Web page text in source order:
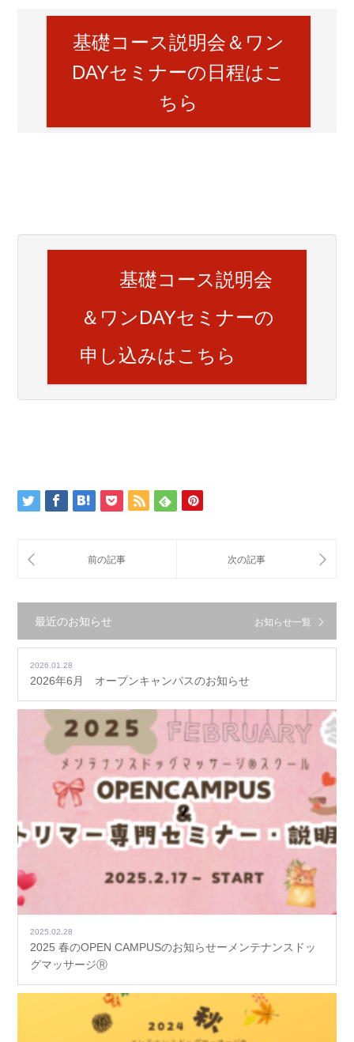
基礎コース説明会＆ワン
DAYセミナーの日程はこ
ちら
基礎コース説明会
＆ワンDAYセミナーの
申し込みはこちら
最近のお知らせ お知らせ一覧
2026.01.28
2026年6月 オープンキャンパスのお知らせ
2025.02.28
2025 春のOPEN CAMPUSのお知らせーメンテナンスドッ
グマッサージⓇ